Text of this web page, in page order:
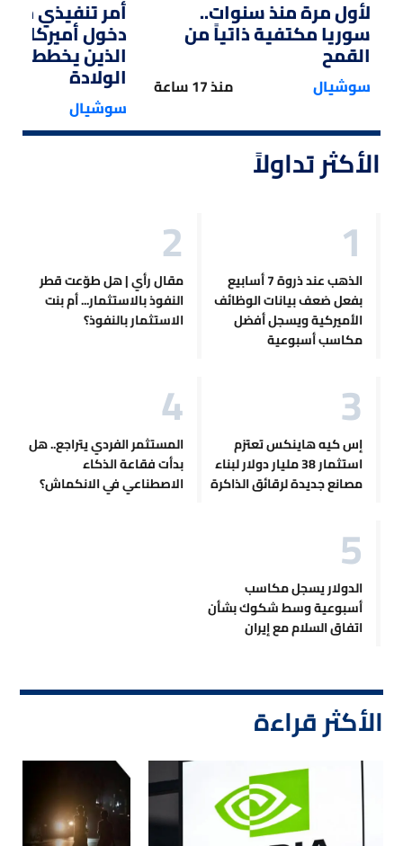
لأول مرة منذ سنوات..
سوريا مكتفية ذاتياً من
القمح
سوشيال منذ 17 ساعة
أمر تنفيذي من
دخول أميركا
الذين يخططون
الولادة
سوشيال
الأكثر تداولاً
الذهب عند ذروة 7 أسابيع
بفعل ضعف بيانات الوظائف
الأميركية ويسجل أفضل
مكاسب أسبوعية
مقال رأي | هل طوّعت قطر
النفوذ بالاستثمار... أم بنت
الاستثمار بالنفوذ؟
إس كيه هاينكس تعتزم
استثمار 38 مليار دولار لبناء
مصانع جديدة لرقائق الذاكرة
المستثمر الفردي يتراجع.. هل
بدأت فقاعة الذكاء
الاصطناعي في الانكماش؟
الدولار يسجل مكاسب
أسبوعية وسط شكوك بشأن
اتفاق السلام مع إيران
الأكثر قراءة